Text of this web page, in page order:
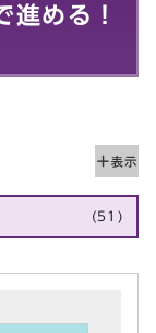
進める！
(51)